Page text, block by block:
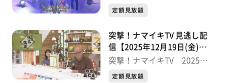
シエ 太刀川潤
【住所】仙台市青葉区栗生6-12-6
【電話番号】022-391-7950
【営業時間】9:30～19:00 年中無休 10:00～
17:00（カフェ）
半
定額見放題
突撃！ナマイキTV 見逃し配
信【2025年12月19日(金)放
送分】
突撃！ナマイキTV 2025後
半
定額見放題